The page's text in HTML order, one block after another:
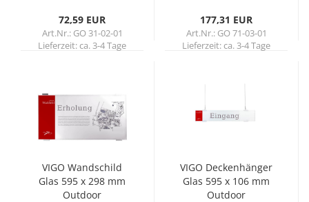
72,59 EUR
Art.Nr.: GO 31-02-01
Lieferzeit:ca. 3-4 Tage
177,31 EUR
Art.Nr.: GO 71-03-01
Lieferzeit:ca. 3-4 Tage
VIGO Wand­schild
Glas 595 x 298 mm
Out­door
VIGO De­cken­hän­ger
Glas 595 x 106 mm
Out­door